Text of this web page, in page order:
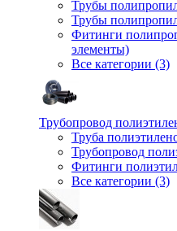
Трубы
Трубы
Фитинги
элементы)
Все категории (3)
Трубопровод
Труба
Трубопровод
Фитинги
Все категории (3)